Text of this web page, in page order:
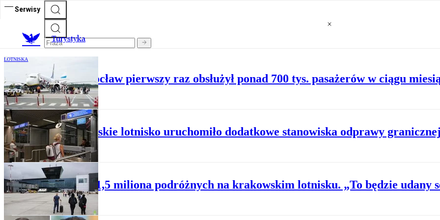
Serwisy
Turystyka
LOTNISKA
Port Lotniczy Wrocław pierwszy raz obsłużył ponad 700 tys. pasażerów w ciągu
LOTNISKA
Krakowskie lotnisko uruchomiło dodatkowe stanowiska odprawy granicznej
LOTNISKA
Prawie 1,5 miliona podróżnych na krakowskim lotnisku. „To będzie udany
LOTNISKA